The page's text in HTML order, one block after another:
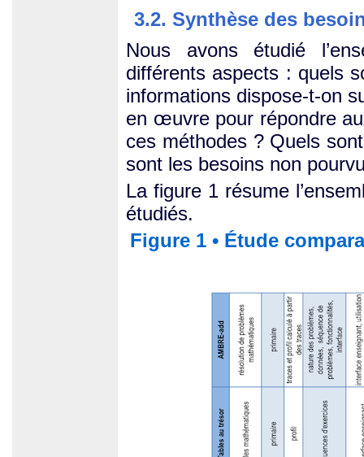
3.2. Synthèse des
Nous avons étudié
différents aspects : quels
informations dispose-t-on
en œuvre pour répondre
ces méthodes ? Quels
sont les besoins non
La figure 1 résume
étudiés.
Figure 1 • Étude